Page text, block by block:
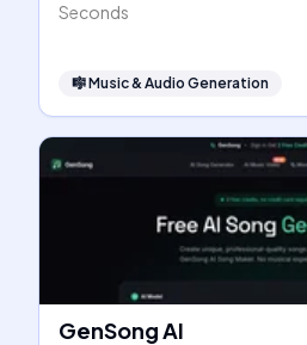
Seconds
🎼Music & Audio Generation
GenSong AI